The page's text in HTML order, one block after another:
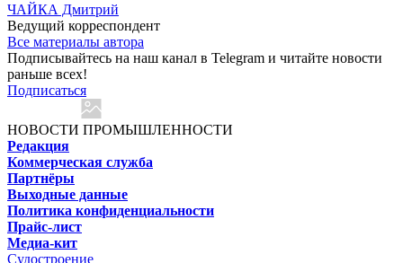
ЧАЙКА Дмитрий
Ведущий корреспондент
Все материалы автора
Подписывайтесь на наш канал в Telegram и читайте новости
раньше всех!
Подписаться
НОВОСТИ ПРОМЫШЛЕННОСТИ
Редакция
Коммерческая служба
Партнёры
Выходные данные
Политика конфиденциальности
Прайс-лист
Медиа-кит
Судостроение